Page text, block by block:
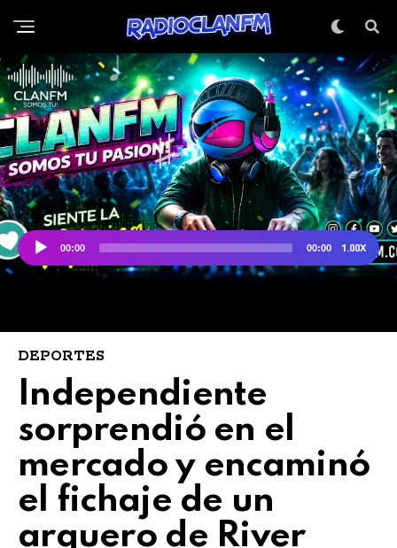
DEPORTES
Independiente
sorprendió en el
mercado y encaminó
el fichaje de un
arquero de River